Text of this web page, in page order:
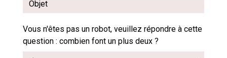
Vous n'êtes pas un robot, veuillez répondre à cette
question : combien font un plus deux ?